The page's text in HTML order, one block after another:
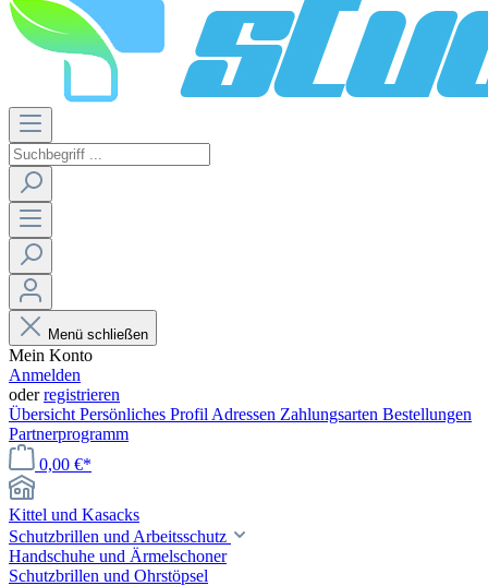
Menü schließen
Mein Konto
Anmelden
oderregistrieren
Übersicht Persönliches Profil Adressen Zahlungsarten Bestellungen
Partnerprogramm
0,00 €*
Kittel und Kasacks
Schutzbrillen und Arbeitsschutz
Handschuhe und Ärmelschoner
Schutzbrillen und Ohrstöpsel